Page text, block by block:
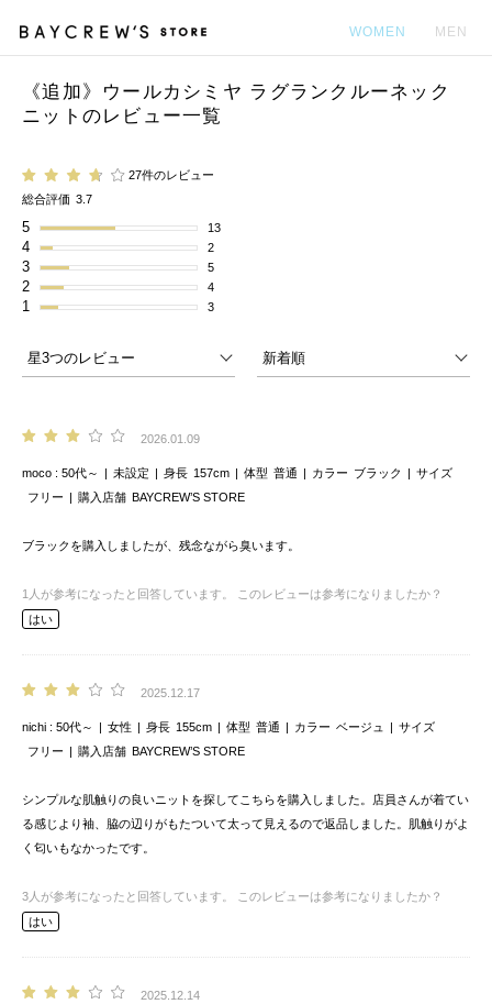
WOMEN MEN
《追加》ウールカシミヤ ラグランクルーネック
ニットのレビュー一覧
27件のレビュー
総合評価 3.7
5 13
4 2
3 5
2 4
1 3
2026.01.09
moco 50代～ 未設定 身長 157cm 体型 普通 カラー ブラック
サイズ
フリー
購入店舗 BAYCREW’S STORE
ブラックを購入しましたが、残念ながら臭います。
1 人が参考になったと回答しています。
このレビューは参考になりましたか？
はい
2025.12.17
nichi 50代～ 女性 身長 155cm 体型 普通 カラー ベージュ
サイズ
フリー
購入店舗 BAYCREW’S STORE
シンプルな肌触りの良いニットを探してこちらを購入しました。店員さんが着てい
る感じより袖、脇の辺りがもたついて太って見えるので返品しました。肌触りがよ
く匂いもなかったです。
3 人が参考になったと回答しています。
このレビューは参考になりましたか？
はい
2025.12.14